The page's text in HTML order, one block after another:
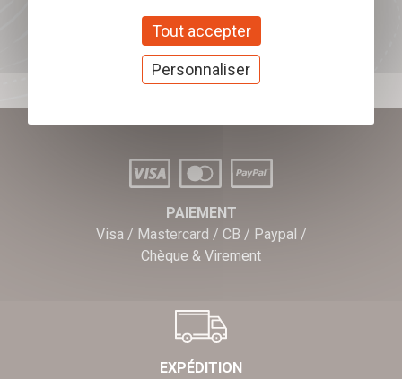
J'offre des chèques cadeaux
PAIEMENT
Visa / Mastercard / CB / Paypal /
Chèque & Virement
EXPÉDITION
Tout accepter
Personnaliser